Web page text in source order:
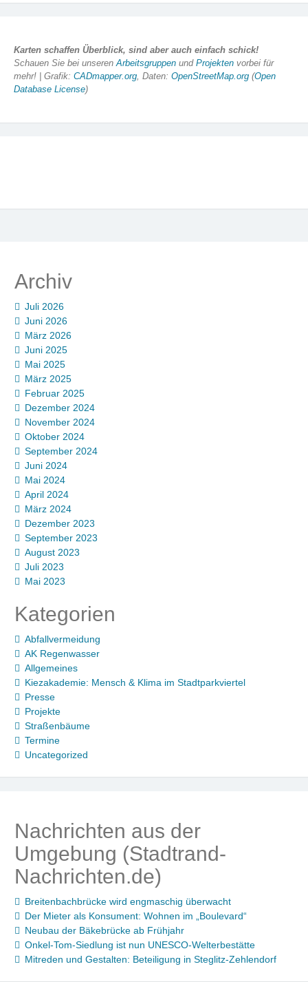
Karten schaffen Überblick, sind aber auch einfach schick!
Schauen Sie bei unseren Arbeitsgruppenund Projektenvorbei für
mehr! | Grafik: CADmapper.org, Daten: OpenStreetMap.org(Open
Database License)
Archiv
Juli 2026
Juni 2026
März 2026
Juni 2025
Mai 2025
März 2025
Februar 2025
Dezember 2024
November 2024
Oktober 2024
September 2024
Juni 2024
Mai 2024
April 2024
März 2024
Dezember 2023
September 2023
August 2023
Juli 2023
Mai 2023
Kategorien
Abfallvermeidung
AK Regenwasser
Allgemeines
Kiezakademie: Mensch & Klima im Stadtparkviertel
Presse
Projekte
Straßenbäume
Termine
Uncategorized
Nachrichten aus der
Umgebung (Stadtrand-
Nachrichten.de)
Breitenbachbrücke wird engmaschig überwacht
Der Mieter als Konsument: Wohnen im „Boulevard“
Neubau der Bäkebrücke ab Frühjahr
Onkel-Tom-Siedlung ist nun UNESCO-Welterbestätte
Mitreden und Gestalten: Beteiligung in Steglitz-Zehlendorf